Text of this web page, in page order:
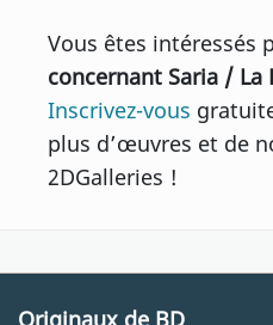
Vous êtes intéressés
concernant Saria /
Inscrivez-vous
plus d’œuvres et de
2DGalleries !
Originaux de BD